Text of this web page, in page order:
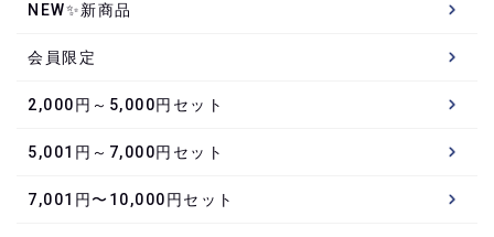
NEW✨新商品
会員限定
2,000円～5,000円セット
5,001円～7,000円セット
7,001円〜10,000円セット